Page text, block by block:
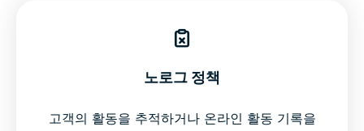
노로그 정책
고객의 활동을 추적하거나 온라인 활동 기록을